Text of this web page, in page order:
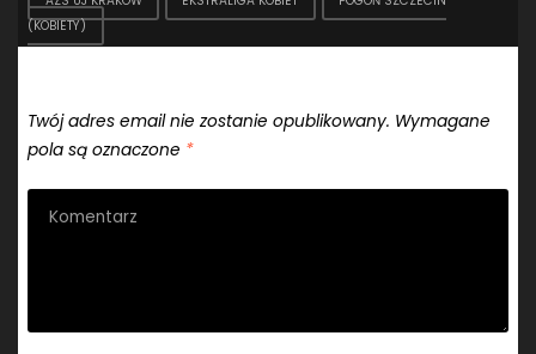
(KOBIETY)
Twój adres email nie zostanie opublikowany. Wymagane
pola są oznaczone *